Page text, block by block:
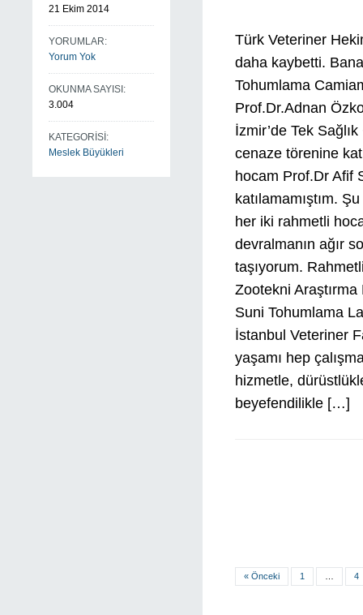
21 Ekim 2014
YORUMLAR:
Yorum Yok
OKUNMA SAYISI:
3.004
KATEGORİSİ:
Meslek Büyükleri
Türk Veteriner
daha kaybetti.
Tohumlama
Prof.Dr.Adnan
İzmir’de Tek
cenaze törenine
hocam Prof.Dr Afif
katılamamıştım.
her iki rahmetli
devralmanın ağır
taşıyorum.
Zootekni
Suni Tohumlama
İstanbul Veteriner
yaşamı hep
hizmetle,
beyefendilikle […]
« Önceki 1 4